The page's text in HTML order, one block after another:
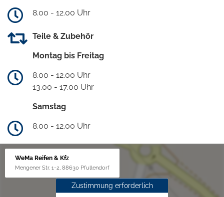
8.00 - 12.00 Uhr
Teile & Zubehör
Montag bis Freitag
8.00 - 12.00 Uhr
13.00 - 17.00 Uhr
Samstag
8.00 - 12.00 Uhr
WeMa Reifen & Kfz
Mengener Str. 1-2, 88630 Pfullendorf
Zustimmung erforderlich